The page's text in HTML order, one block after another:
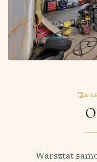
Warsztat